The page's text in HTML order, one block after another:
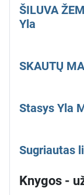
ŠILUVA
Yla
SKAUTŲ
Stasys Yla
Sugriautas
Knygos -